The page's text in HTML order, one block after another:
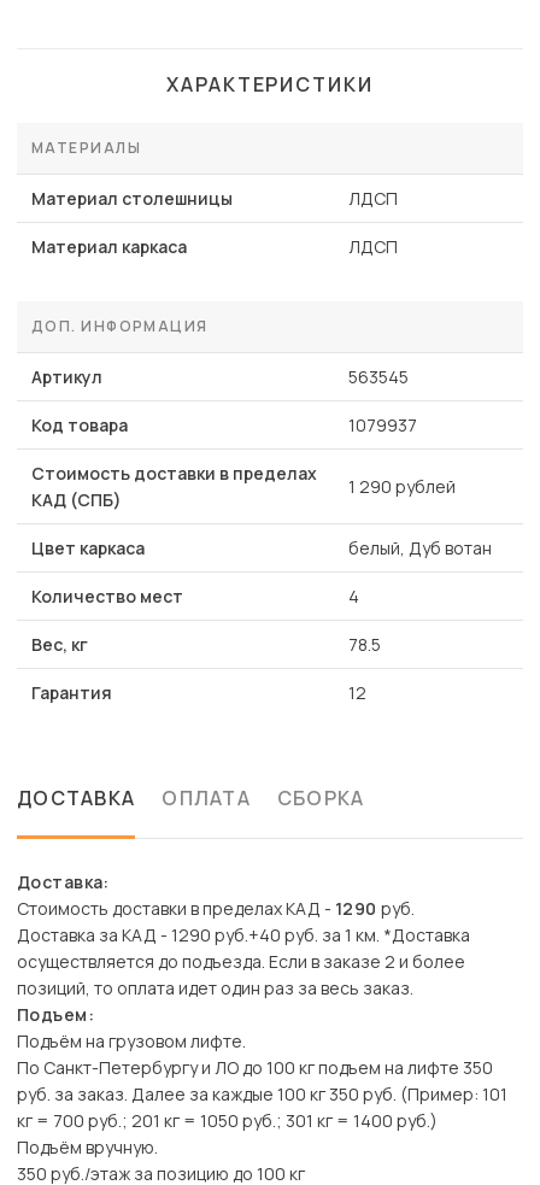
ХАРАКТЕРИСТИКИ
МАТЕРИАЛЫ
Материал столешницы ЛДСП
Материал каркаса ЛДСП
ДОП. ИНФОРМАЦИЯ
Артикул 563545
Код товара 1079937
Стоимость доставки в пределах
КАД (СПБ)
1 290 рублей
Цвет каркаса белый, Дуб вотан
Количество мест 4
Вес, кг 78.5
Гарантия 12
ДОСТАВКА ОПЛАТА СБОРКА
Доставка:
Стоимость доставки в пределах КАД - 1290 руб.
Доставка за КАД - 1290 руб.+40 руб. за 1 км. *Доставка
осуществляется до подъезда. Если в заказе 2 и более
позиций, то оплата идет один раз за весь заказ.
Подъем:
Подъём на грузовом лифте.
По Санкт-Петербургу и ЛО до 100 кг подъем на лифте 350
руб. за заказ. Далее за каждые 100 кг 350 руб. (Пример: 101
кг = 700 руб.; 201 кг = 1050 руб.; 301 кг = 1400 руб.)
Подъём вручную.
350 руб./этаж за позицию до 100 кг